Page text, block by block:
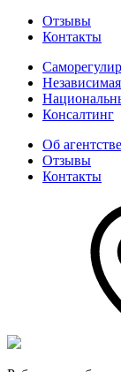
Отзывы
Контакты
Консалтинг
Об агентстве
Отзывы
Контакты